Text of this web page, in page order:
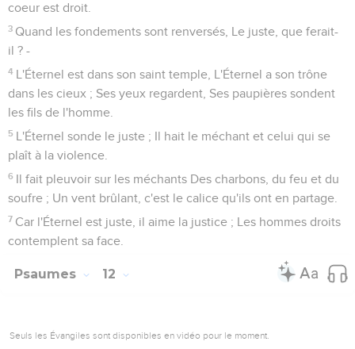
coeur est droit.
3 Quand les fondements sont renversés, Le juste, que ferait-
il ? -
4 L'Éternel est dans son saint temple, L'Éternel a son trône
dans les cieux ; Ses yeux regardent, Ses paupières sondent
les fils de l'homme.
5 L'Éternel sonde le juste ; Il hait le méchant et celui qui se
plaît à la violence.
6 Il fait pleuvoir sur les méchants Des charbons, du feu et du
soufre ; Un vent brûlant, c'est le calice qu'ils ont en partage.
7 Car l'Éternel est juste, il aime la justice ; Les hommes droits
contemplent sa face.
Psaumes 12
Seuls les Évangiles sont disponibles en vidéo pour le moment.